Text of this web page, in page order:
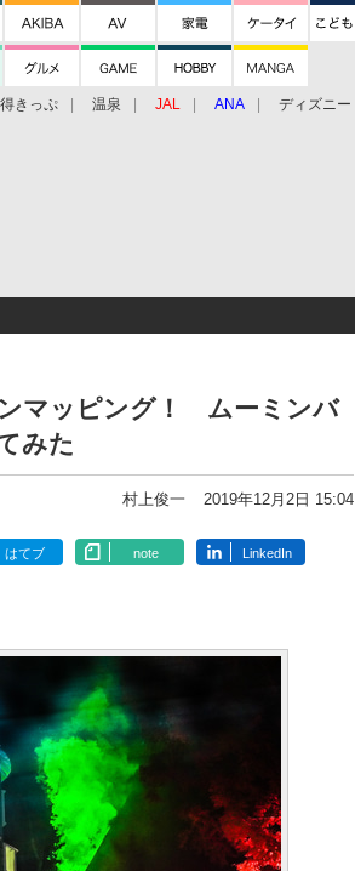
きっぷ 温泉 JAL ANA ディズニー
マッピング！ ムーミンバ
みた
村上俊一 2019年12月2日 15:04
はてブ note LinkedIn